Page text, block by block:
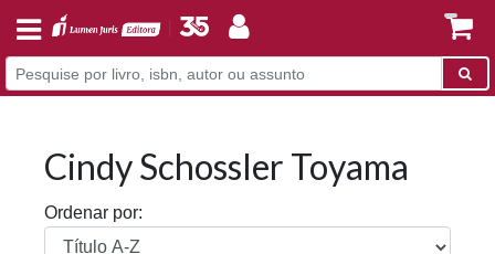
Cindy Schossler Toyama
Ordenar por: